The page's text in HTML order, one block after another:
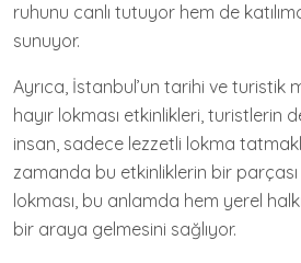
ruhunu canlı tutuyor hem de
sunuyor.
Ayrıca, İstanbul’un tarihi ve turistik
hayır lokması etkinlikleri, turistlerin
insan, sadece lezzetli lokma
zamanda bu etkinliklerin bir
lokması, bu anlamda hem yerel
bir araya gelmesini sağlıyor.